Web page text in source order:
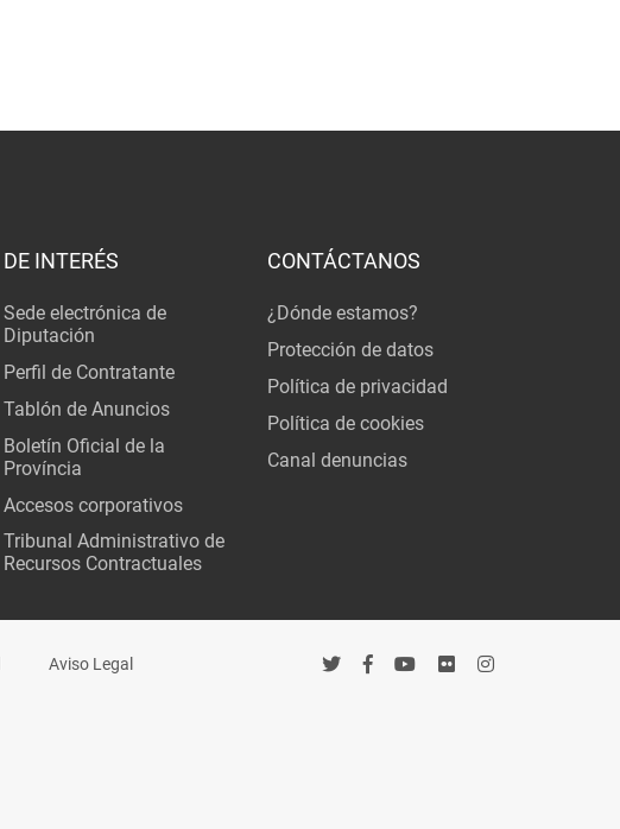
DE INTERÉS
Sede electrónica de
Diputación
Perfil de Contratante
Tablón de Anuncios
Boletín Oficial de la
Província
Accesos corporativos
Tribunal Administrativo de
Recursos Contractuales
CONTÁCTANOS
¿Dónde estamos?
Protección de datos
Política de privacidad
Política de cookies
Canal denuncias
Aviso Legal